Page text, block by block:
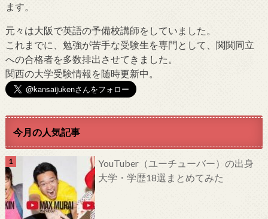
ます。
元々は大阪で英語の予備校講師をしていました。
これまでに、勉強が苦手な受験生を専門として、関関同立
への合格者を多数排出させてきました。
関西の大学受験情報を随時更新中。
今月の人気記事
YouTuber（ユーチューバー）の出身
大学・学歴18選まとめてみた